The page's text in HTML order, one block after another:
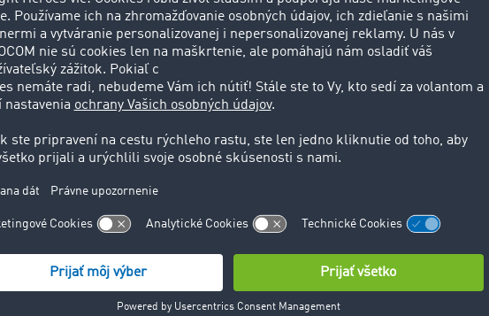
O TIMOCOM
Náš úspech
Chýbajúce digitálne riešenia nie
sú len to, čo nás dnes poháňa,
Ako priekopník a tiež sprievodca
prepojením európskej logistiky